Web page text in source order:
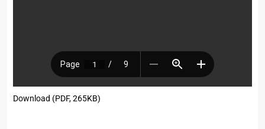
Download (PDF, 265KB)